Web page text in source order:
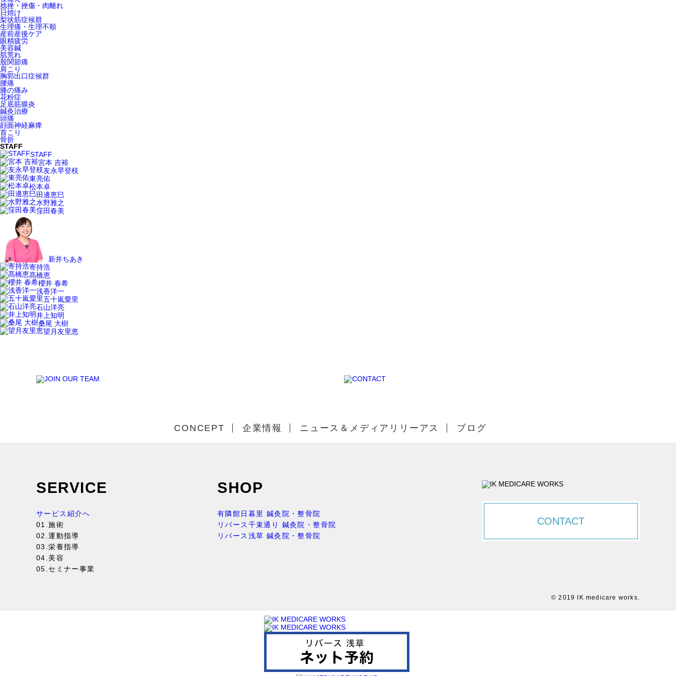
捻挫・挫傷・肉離れ
日焼け
梨状筋症候群
生理痛・生理不順
産前産後ケア
眼精疲労
美容鍼
肌荒れ
股関節痛
肩こり
胸郭出口症候群
腰痛
膝の痛み
花粉症
足底筋膜炎
鍼灸治療
頭痛
顔面神経麻痺
首こり
骨折
STAFF
STAFF
宮本 吉裕
友永早登枝
東亮佑
松本卓
田邊恵巳
水野雅之
窪田春美
新井ちあき
寄持浩
髙橋恵
櫻井 春希
浅香洋一
五十嵐愛里
石山洋亮
井上知明
桑尾 大樹
望月友里恵
CONCEPT 企業情報 ニュース＆メディアリリーアス ブログ
SERVICE
サービス紹介へ
01.施術
02.運動指導
03.栄養指導
04.美容
05.セミナー事業
SHOP
有隣館日暮里 鍼灸院・整骨院
リバース千束通り 鍼灸院・整骨院
リバース浅草 鍼灸院・整骨院
CONTACT
© 2019 IK medicare works.